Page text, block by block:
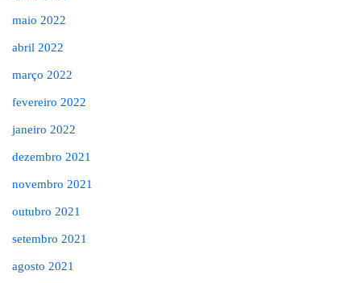
maio 2022
abril 2022
março 2022
fevereiro 2022
janeiro 2022
dezembro 2021
novembro 2021
outubro 2021
setembro 2021
agosto 2021